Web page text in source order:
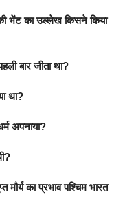
भेंट का उल्लेख किसने किया
बार जीता था?
था?
अपनाया?
का प्रभाव पश्चिम भारत